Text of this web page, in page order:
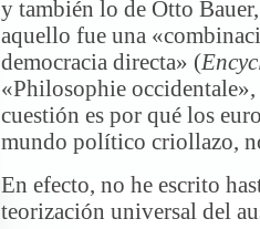
y también lo de Otto
aquello fue una
democracia directa» (
«Philosophie
cuestión es por qué los
mundo político criollazo,
En efecto, no he escrito
teorización universal del